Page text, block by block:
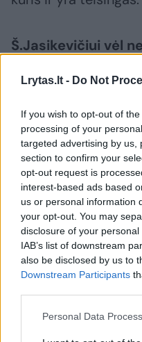
Lrytas.lt - Do Not
If you wish to opt-out of
processing of your
targeted advertising by us,
section to confirm your
opt-out request is
interest-based ads based
us or personal information
your opt-out. You may
disclosure of your
IAB’s list of downstream
also be disclosed by us to
Downstream Participants
Personal Data
Š.Jasikevičiui vėl
Ryškiausias finalo
neabejotinai buvo
Buvęs genialus
analizuojančiu,
komandos
laikančiu treneriu.
Tačiau